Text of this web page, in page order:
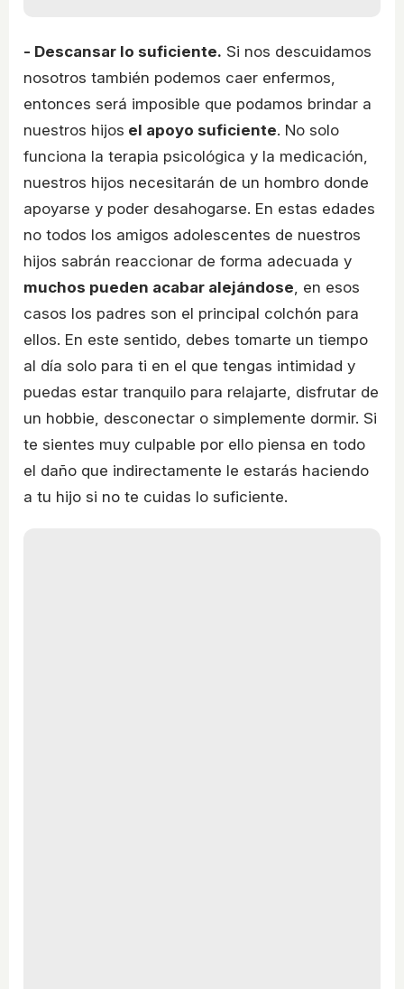
- Descansar lo suficiente. Si nos descuidamos
nosotros también podemos caer enfermos,
entonces será imposible que podamos brindar a
nuestros hijos el apoyo suficiente. No solo
funciona la terapia psicológica y la medicación,
nuestros hijos necesitarán de un hombro donde
apoyarse y poder desahogarse. En estas edades
no todos los amigos adolescentes de nuestros
hijos sabrán reaccionar de forma adecuada y
muchos pueden acabar alejándose, en esos
casos los padres son el principal colchón para
ellos. En este sentido, debes tomarte un tiempo
al día solo para ti en el que tengas intimidad y
puedas estar tranquilo para relajarte, disfrutar de
un hobbie, desconectar o simplemente dormir. Si
te sientes muy culpable por ello piensa en todo
el daño que indirectamente le estarás haciendo
a tu hijo si no te cuidas lo suficiente.